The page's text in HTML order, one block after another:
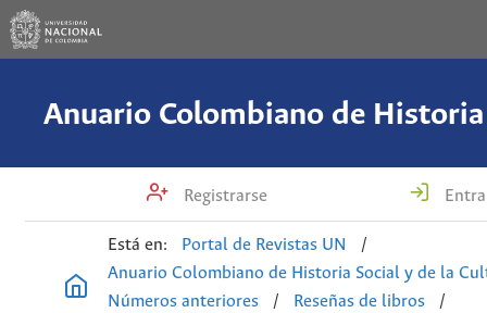
Registrarse
Está en: Portal de Revistas UN
/
Anuario Colombiano de Historia Social y de la
Números anteriores
/ Reseñas de libros
/